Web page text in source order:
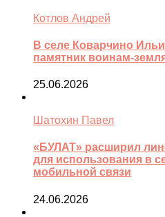
Котлов Андрей
В селе Коварчино
памятник воинам-
25.06.2026
Шатохин Павел
«БУЛАТ» расширил
для использования в
мобильной связи
24.06.2026